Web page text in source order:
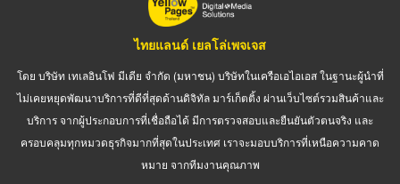
ไทยแลนด์ เยลโล่เพจเจส
โดย บริษัท เทเลอินโฟ มีเดีย จำกัด (มหาชน) บริษัทในเครือเอไอเอส ในฐานะผู้นำที่
ไม่เคยหยุดพัฒนาบริการที่ดีที่สุดด้านดิจิทัล มาร์เก็ตติ้ง ผ่านเว็บไซต์รวมสินค้าและ
บริการ จากผู้ประกอบการที่เชื่อถือได้ มีการตรวจสอบและยืนยันตัวตนจริง และ
ครอบคลุมทุกหมวดธุรกิจมากที่สุดในประเทศ เราจะมอบบริการที่เหนือความคาด
หมาย จากทีมงานคุณภาพ